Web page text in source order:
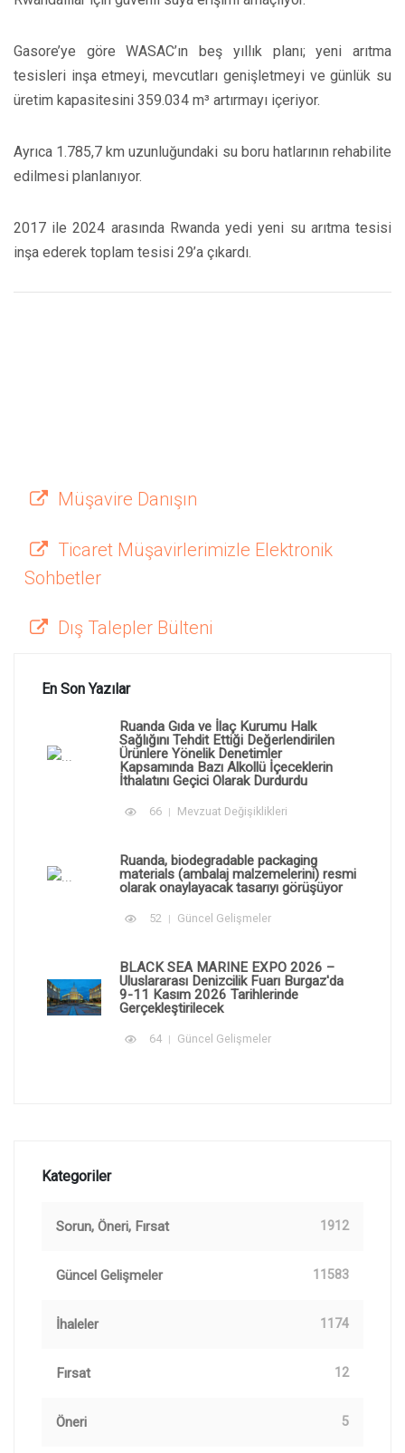
Gasore’ye göre WASAC’ın beş yıllık planı; yeni arıtma
tesisleri inşa etmeyi, mevcutları genişletmeyi ve günlük su
üretim kapasitesini 359.034 m³ artırmayı içeriyor.
Ayrıca 1.785,7 km uzunluğundaki su boru hatlarının rehabilite
edilmesi planlanıyor.
2017 ile 2024 arasında Rwanda yedi yeni su arıtma tesisi
inşa ederek toplam tesisi 29’a çıkardı.
Müşavire Danışın
Ticaret Müşavirlerimizle Elektronik
Sohbetler
Dış Talepler Bülteni
En Son Yazılar
Ruanda Gıda ve İlaç Kurumu Halk
Sağlığını Tehdit Ettiği Değerlendirilen
Ürünlere Yönelik Denetimler
Kapsamında Bazı Alkollü İçeceklerin
İthalatını Geçici Olarak Durdurdu
66 Mevzuat Değişiklikleri
Ruanda, biodegradable packaging
materials (ambalaj malzemelerini) resmi
olarak onaylayacak tasarıyı görüşüyor
52 Güncel Gelişmeler
BLACK SEA MARINE EXPO 2026 –
Uluslararası Denizcilik Fuarı Burgaz'da
9-11 Kasım 2026 Tarihlerinde
Gerçekleştirilecek
64 Güncel Gelişmeler
Kategoriler
Sorun, Öneri, Fırsat 1912
Güncel Gelişmeler 11583
İhaleler 1174
Fırsat 12
Öneri 5